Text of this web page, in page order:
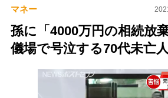
マネー
孫に「4000万円の相続放
儀場で号泣する70代未亡